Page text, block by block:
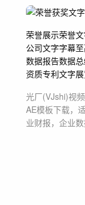
荣誉展示荣誉
公司文字字幕
数据报告数据
资质专利文字
光厂(VJshi)视
AE模板下载，
业财报，企业